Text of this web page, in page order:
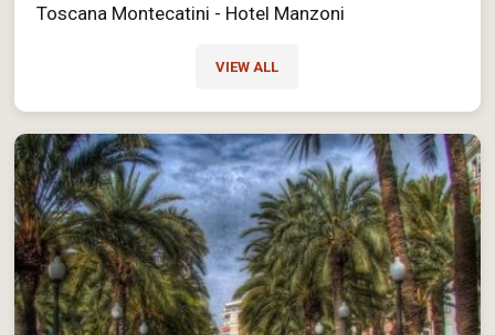
Toscana Montecatini - Hotel Manzoni
VIEW ALL